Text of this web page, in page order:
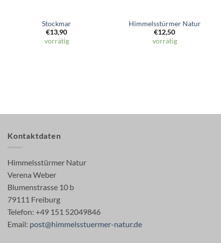
Stockmar
€13,90
vorrätig
Himmelsstürmer Natur
€12,50
vorrätig
Kontaktdaten
Himmelsstürmer Natur
Verena Weber
Blumenstrasse 10 b
79111 Freiburg
Telefon: +49 151 52049846
Email: post@himmelsstuermer-natur.de